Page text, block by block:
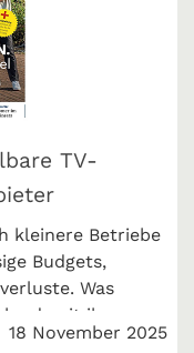
TV-
kleinere Betriebe
Budgets,
Was
damit ihre
können, verrät
18 November 2025